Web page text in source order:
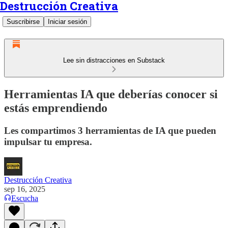
Destrucción Creativa
Suscribirse Iniciar sesión
Lee sin distracciones en Substack
Herramientas IA que deberías conocer si
estás emprendiendo
Les compartimos 3 herramientas de IA que pueden
impulsar tu empresa.
Destrucción Creativa
sep 16, 2025
Escucha